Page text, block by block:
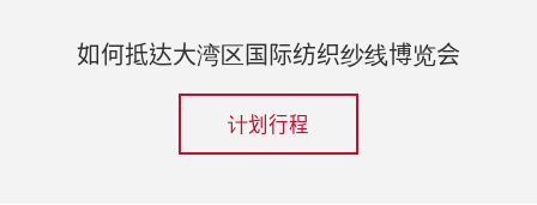
如何抵达大湾区国际纺织纱线博览会
计划行程